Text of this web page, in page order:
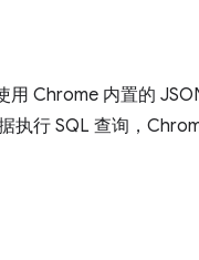
用 Chrome 内置的
执行 SQL 查询，